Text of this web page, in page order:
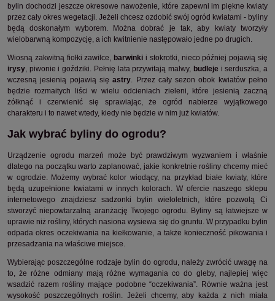
bylin dochodzi jeszcze okresowe nawożenie, które zapewni im piękne kwiaty
przez cały okres wegetacji. Jeżeli chcesz ozdobić swój ogród kwiatami - byliny
będą doskonałym wyborem. Można dobrać je tak, aby kwiaty tworzyły
wielobarwną kompozycję, a ich kwitnienie następowało jedne po drugich.
Wiosną zakwitną fiołki zawilce, barwinki i stokrotki, nieco później pojawią się
irysy , piwonie i goździki. Pełnię lata przywitają malwy, budlejei serduszka, a
wczesną jesienią pojawią sięastry . Przez cały sezon obok kwiatów pełno
będzie rozmaitych liści w wielu odcieniach zieleni, które jesienią zaczną
żółknąć i czerwienić się sprawiając, że ogród nabierze wyjątkowego
charakteru i to nawet wtedy, kiedy nie będzie w nim już kwiatów.
Jak wybrać byliny do ogrodu?
Urządzenie ogrodu marzeń może być prawdziwym wyzwaniem i właśnie
dlatego na początku warto zaplanować, jakie konkretnie rośliny chcemy mieć
w ogrodzie. Możemy wybrać kolor wiodący, na przykład białe kwiaty, które
będą uzupełnione kwiatami w innych kolorach. W ofercie naszego sklepu
internetowego znajdziesz sadzonki bylin wieloletnich, które pozwolą Ci
stworzyć niepowtarzalną aranżację Twojego ogrodu. Byliny są łatwiejsze w
uprawie niż rośliny, których nasiona wysiewa się do gruntu. W przypadku bylin
odpada okres oczekiwania na kiełkowanie, a także konieczność pikowania i
przesadzania na właściwe miejsce.
Wybierając poszczególne rodzaje bylin do ogrodu, należy zwrócić uwagę na
to, że różne odmiany mają różne wymagania co do gleby, najlepiej więc
wsadzić razem rośliny mające podobne “oczekiwania”. Równie ważna jest
wysokość poszczególnych roślin. Jeżeli chcemy, aby każda z nich miała